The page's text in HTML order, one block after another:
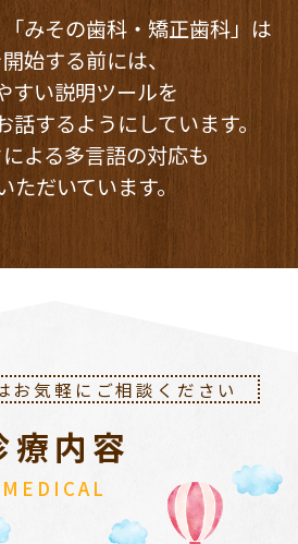
みその歯科・矯正歯科」は
始する前には、
すい説明ツールを
するようにしています。
よる多言語の対応も
ただいています。
お気軽にご相談ください
療内容
MEDICAL